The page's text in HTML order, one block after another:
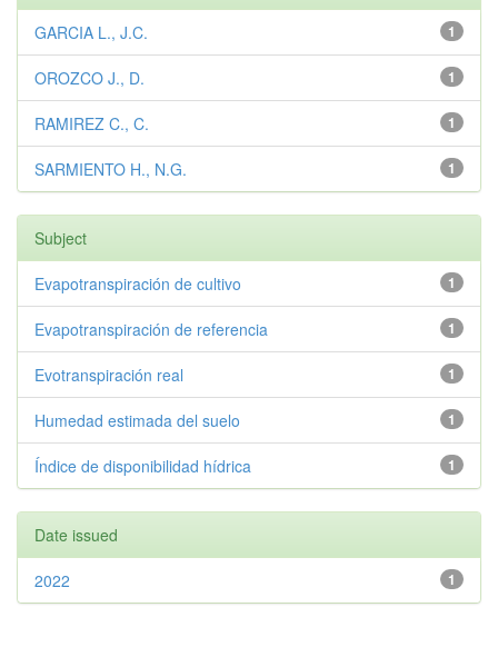
1
GARCIA L., J.C.
1
OROZCO J., D.
1
RAMIREZ C., C.
1
SARMIENTO H., N.G.
Subject
1
Evapotranspiración de cultivo
1
Evapotranspiración de referencia
1
Evotranspiración real
1
Humedad estimada del suelo
1
Índice de disponibilidad hídrica
Date issued
1
2022